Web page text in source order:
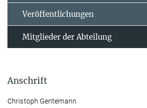
Veröffentlichungen
Mitglieder der Abteilung
Anschrift
Christoph Gentemann